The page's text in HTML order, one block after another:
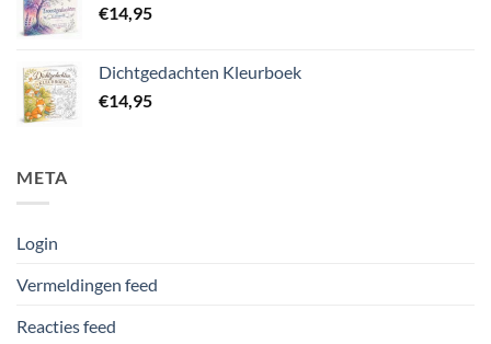
€14,95
Dichtgedachten Kleurboek
€14,95
META
Login
Vermeldingen feed
Reacties feed